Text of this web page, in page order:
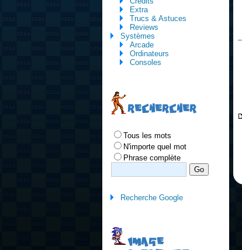
Extra
Trucs & Astuces
Reviews
Systèmes
Arcade
Ordinateurs
Consoles
RECHERCHER
Tous les mots
N'importe quel mot
Phrase complète
Recherche Google
IMAGE